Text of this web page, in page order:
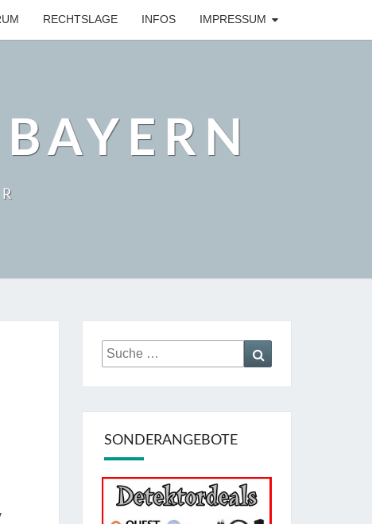
RECHTSLAGE INFOS IMPRESSUM
Suche
nach:
SONDERANGEBOTE